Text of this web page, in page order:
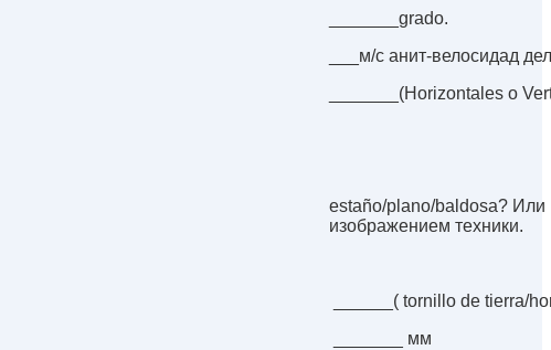
_______grado.
___м/с анит-велосидад
_______(Horizontales o
estaño/plano/baldosa?
изображением техники.
______( tornillo de tierra/
_______ мм